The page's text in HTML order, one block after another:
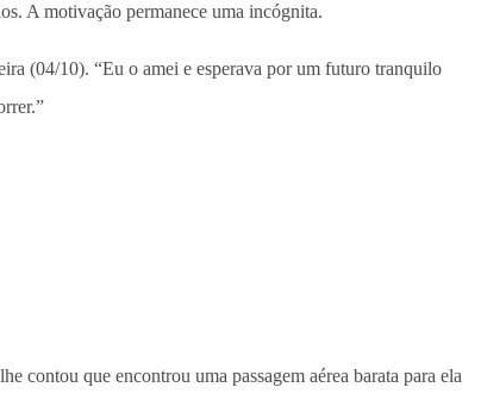
A motivação permanece uma incógnita.
(04/10). “Eu o amei e esperava por um futuro tranquilo
contou que encontrou uma passagem aérea barata para ela